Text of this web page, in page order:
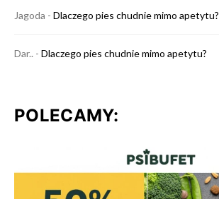
Jagoda - Dlaczego pies chudnie mimo apetytu?
Dar.. - Dlaczego pies chudnie mimo apetytu?
POLECAMY: